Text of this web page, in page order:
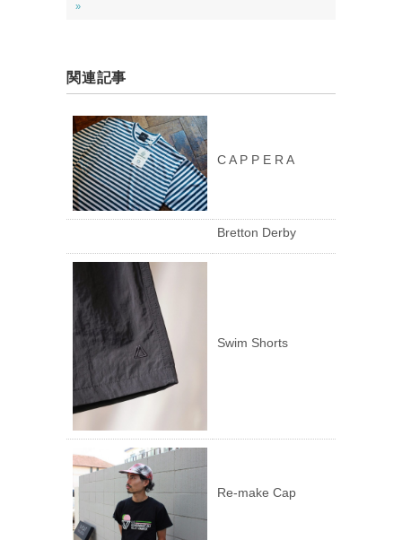
»
関連記事
C A P P E R A
Bretton Derby
Swim Shorts
Re-make Cap